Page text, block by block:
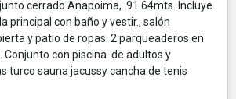
cerrado Anapoima, 91.64mts. Incluye
principal con baño y vestir., salón
y patio de ropas. 2 parqueaderos en
Conjunto con piscina de adultos y
turco sauna jacussy cancha de tenis